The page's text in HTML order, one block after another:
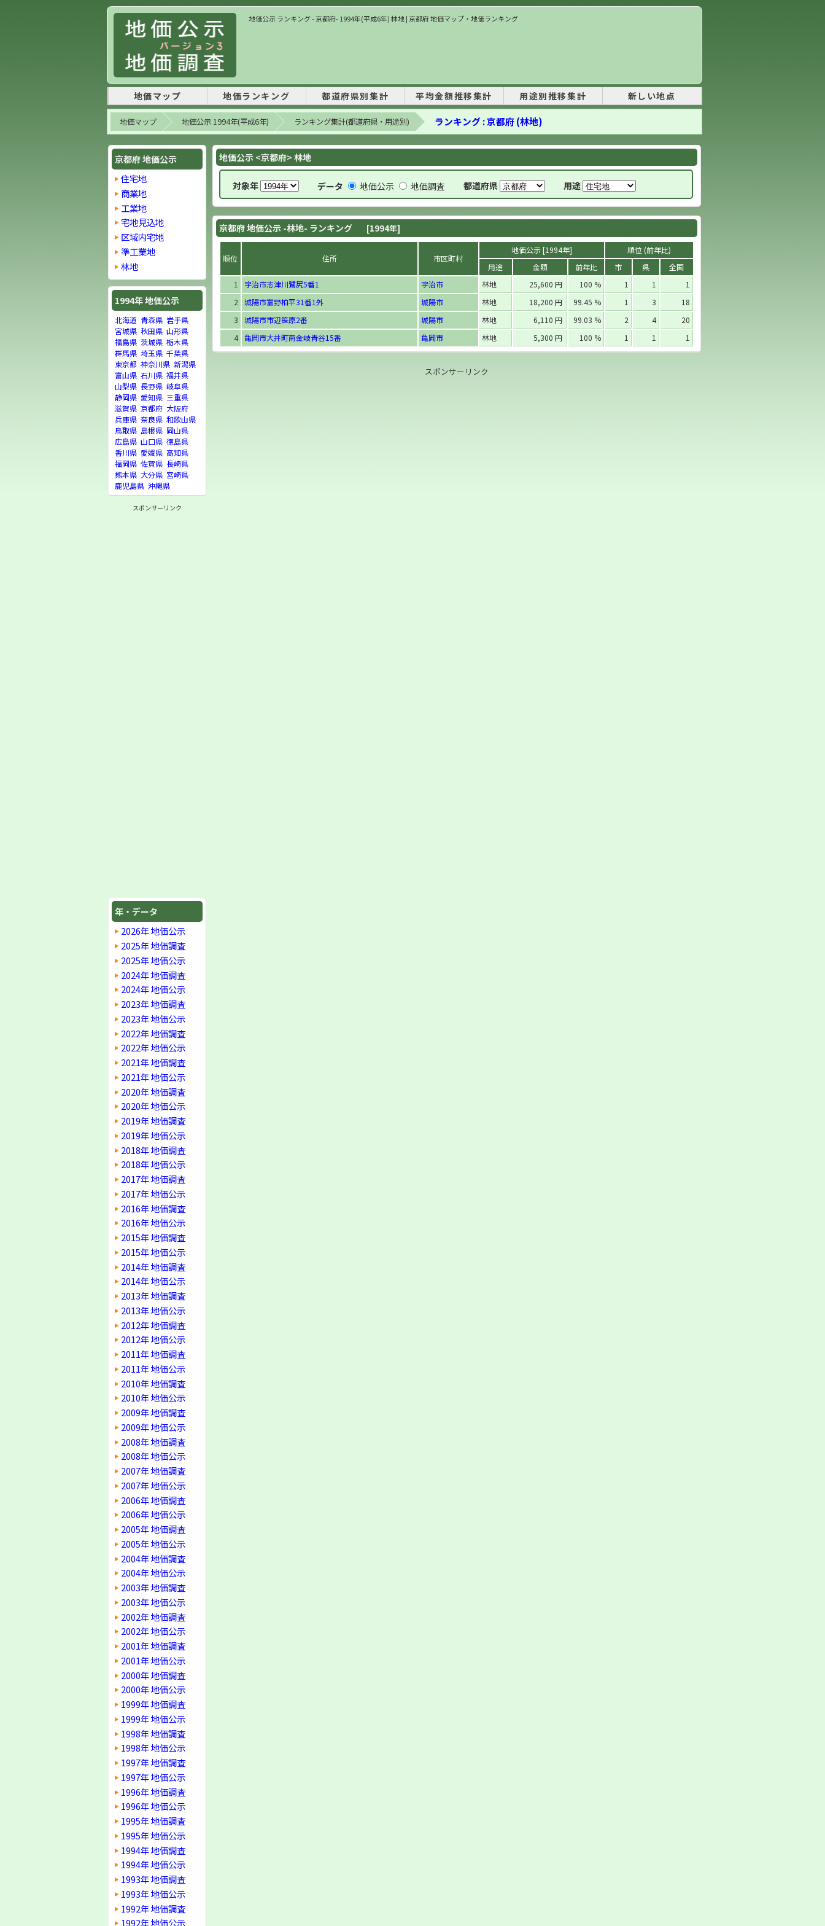
地価公示 ランキング - 京都府- 1994年(平成6年) 林地 | 京都府 地価マップ・地価ランキング
地価マップ 地価ランキング 都道府県別集計 平均金額推移集計 用途別推移集計 新しい地点
地価マップ 地価公示 1994年(平成6年) ランキング集計(都道府県・用途別) ランキング : 京都府 (林地)
京都府 地価公示
住宅地
商業地
工業地
宅地見込地
区域内宅地
準工業地
林地
1994年 地価公示
北海道 青森県 岩手県
宮城県 秋田県 山形県
福島県 茨城県 栃木県
群馬県 埼玉県 千葉県
東京都 神奈川県 新潟県
富山県 石川県 福井県
山梨県 長野県 岐阜県
静岡県 愛知県 三重県
滋賀県 京都府 大阪府
兵庫県 奈良県 和歌山県
鳥取県 島根県 岡山県
広島県 山口県 徳島県
香川県 愛媛県 高知県
福岡県 佐賀県 長崎県
熊本県 大分県 宮崎県
鹿児島県 沖縄県
スポンサーリンク
年・データ
2026年 地価公示
2025年 地価調査
2025年 地価公示
2024年 地価調査
2024年 地価公示
2023年 地価調査
2023年 地価公示
2022年 地価調査
2022年 地価公示
2021年 地価調査
2021年 地価公示
2020年 地価調査
2020年 地価公示
2019年 地価調査
2019年 地価公示
2018年 地価調査
2018年 地価公示
2017年 地価調査
2017年 地価公示
2016年 地価調査
2016年 地価公示
2015年 地価調査
2015年 地価公示
2014年 地価調査
2014年 地価公示
2013年 地価調査
2013年 地価公示
2012年 地価調査
2012年 地価公示
2011年 地価調査
2011年 地価公示
2010年 地価調査
2010年 地価公示
2009年 地価調査
2009年 地価公示
2008年 地価調査
2008年 地価公示
2007年 地価調査
2007年 地価公示
2006年 地価調査
2006年 地価公示
2005年 地価調査
2005年 地価公示
2004年 地価調査
2004年 地価公示
2003年 地価調査
2003年 地価公示
2002年 地価調査
2002年 地価公示
2001年 地価調査
2001年 地価公示
2000年 地価調査
2000年 地価公示
1999年 地価調査
1999年 地価公示
1998年 地価調査
1998年 地価公示
1997年 地価調査
1997年 地価公示
1996年 地価調査
1996年 地価公示
1995年 地価調査
1995年 地価公示
1994年 地価調査
1994年 地価公示
1993年 地価調査
1993年 地価公示
1992年 地価調査
1992年 地価公示
地価公示 <京都府> 林地
対象年 データ 地価公示 地価調査 都道府県 用途
京都府 地価公示 -林地- ランキング [1994年]
順位 住所 市区町村
地価公示 [1994年]
順位 (前年比)
用途
金額 前年比 市 県
全国
1
宇治市志津川鷺尻5番1 宇治市 林地 25,600 円 100 % 1 1
1
2
城陽市富野柏平31番1外 城陽市 林地 18,200 円 99.45 % 1 3
18
3
城陽市市辺笹原2番 城陽市 林地 6,110 円 99.03 % 2 4
20
4
亀岡市大井町南金岐青谷15番 亀岡市 林地 5,300 円 100 % 1 1 1
スポンサーリンク